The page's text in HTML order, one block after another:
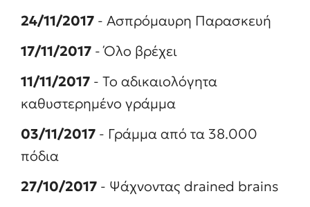
24/11/2017 - Ασπρόμαυρη Παρασκευή
17/11/2017 - Όλο βρέχει
11/11/2017 - Το αδικαιολόγητα
καθυστερημένο γράμμα
03/11/2017 - Γράμμα από τα 38.000
πόδια
27/10/2017 - Ψάχνοντας drained brains